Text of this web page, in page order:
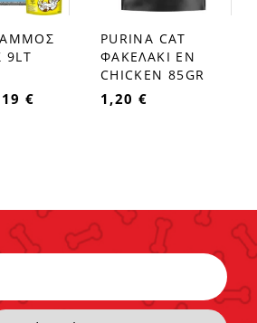
ΑΜΜΟΣ
9LT
€
favorite_border
PURINA CAT
ΦΑΚΕΛΑΚΙ EN
CHICKEN 85GR
1,20 €